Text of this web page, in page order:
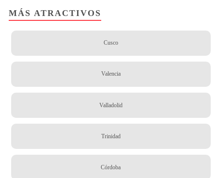
MÁS ATRACTIVOS
Cusco
Valencia
Valladolid
Trinidad
Córdoba